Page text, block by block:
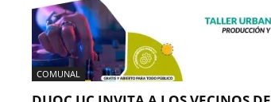
COMUNAL